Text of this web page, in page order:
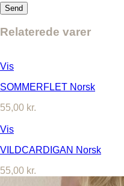
Relaterede varer
Vis
SOMMERFLET Norsk
55,00 kr.
Vis
VILDCARDIGAN Norsk
55,00 kr.